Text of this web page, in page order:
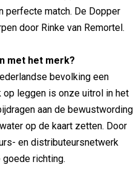
perfecte match. De Dopper
door Rinke van Remortel.
met het merk?
bevolking een
op leggen is onze uitrol in het
aan de bewustwording
op de kaart zetten. Door
en distributeursnetwerk
richting.